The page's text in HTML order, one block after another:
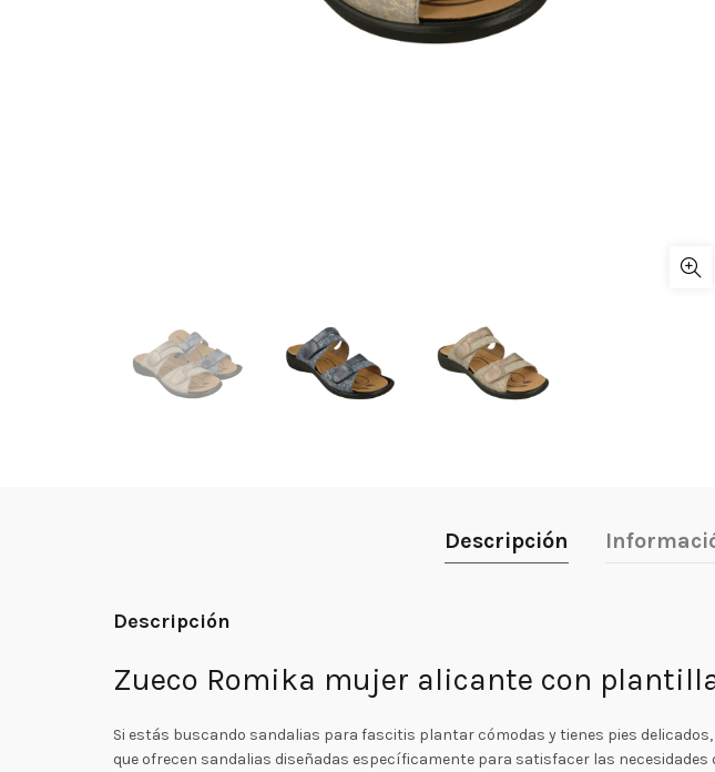
Descripción
Descripción
Zueco Romika mujer alicante con
Si estás buscando sandalias para fascitis plantar cómodas y tienes pies
que ofrecen sandalias diseñadas específicamente para satisfacer las